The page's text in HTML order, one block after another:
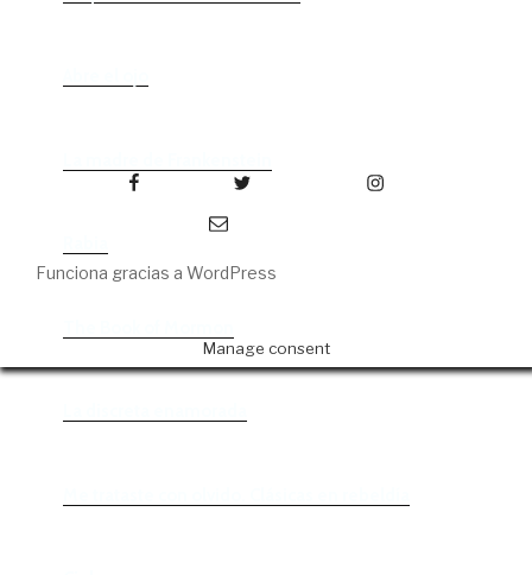
Facebook Twitter
Correo electrónico
Funciona gracias a WordPress
Manage consent